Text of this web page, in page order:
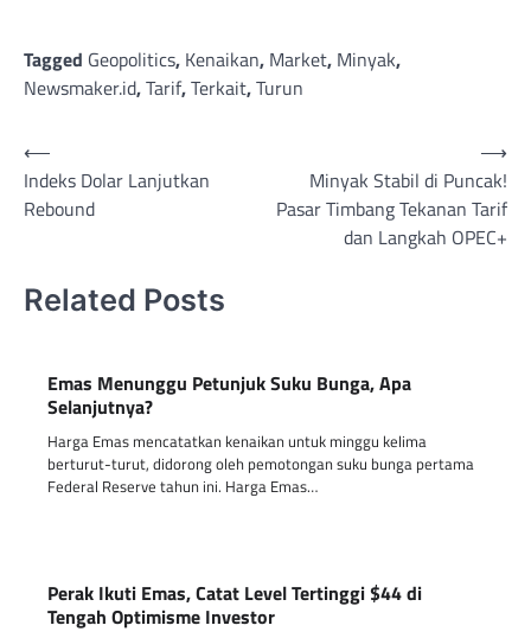
Tagged Geopolitics, Kenaikan, Market, Minyak,
Newsmaker.id,Tarif,Terkait,Turun
Post
navigation
⟵
Indeks Dolar Lanjutkan
Rebound
Minyak Stabil di Puncak!
Pasar Timbang Tekanan Tarif
dan Langkah OPEC+
⟶
Related Posts
Emas Menunggu Petunjuk Suku Bunga, Apa
Selanjutnya?
Harga Emas mencatatkan kenaikan untuk minggu kelima
berturut-turut, didorong oleh pemotongan suku bunga pertama
Federal Reserve tahun ini. Harga Emas…
Perak Ikuti Emas, Catat Level Tertinggi $44 di
Tengah Optimisme Investor